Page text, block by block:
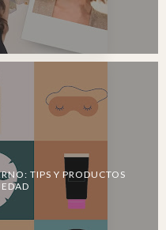
TIPS Y PRODUCTOS